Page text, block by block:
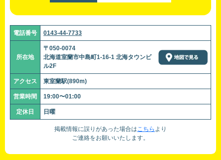
電話番号 0143-44-7733
所在地
〒050-0074
北海道室蘭市中島町1-16-1 北海タウンビ
ル2F
アクセス 東室蘭駅(890m)
営業時間 19:00〜01:00
定休日 日曜
掲載情報に誤りがあった場合はこちら より
ご連絡をお願いいたします。